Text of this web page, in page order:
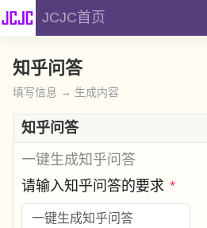
JCJC首页
知乎问答
填写信息 → 生成内容
知乎问答
一键生成知乎问答
请输入知乎问答的要求 *